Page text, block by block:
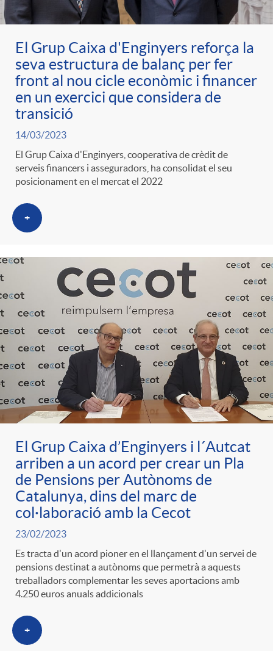
El Grup Caixa d'Enginyers reforça la
seva estructura de balanç per fer
front al nou cicle econòmic i financer
en un exercici que considera de
transició
14/03/2023
El Grup Caixa d'Enginyers, cooperativa de crèdit de
serveis financers i asseguradors, ha consolidat el seu
posicionament en el mercat el 2022
+
El Grup Caixa d’Enginyers i l´Autcat
arriben a un acord per crear un Pla
de Pensions per Autònoms de
Catalunya, dins del marc de
col·laboració amb la Cecot
23/02/2023
Es tracta d'un acord pioner en el llançament d'un servei de
pensions destinat a autònoms que permetrà a aquests
treballadors complementar les seves aportacions amb
4.250 euros anuals addicionals
+